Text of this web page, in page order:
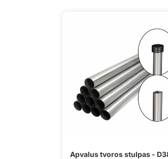
Apvalus tvoros stulpas -